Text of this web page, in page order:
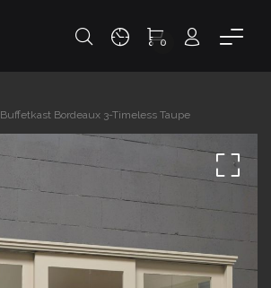
0
Buffetkast Bordeaux 3-Timeless Taupe